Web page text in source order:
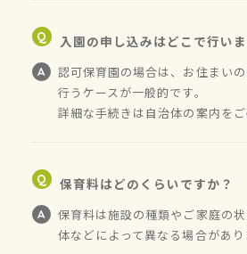
入園の申し込みはどこで行い
認可保育園の場合は、お住まい
行うケースが一般的です。
詳細な手続きは自治体の案内をご
保育料はどのくらいですか？
保育料は施設の種類やご家庭の
体などによって異なる場合があり